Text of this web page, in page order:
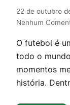
22 de outubro
Nenhum
O futebol é
todo o
momentos
história.